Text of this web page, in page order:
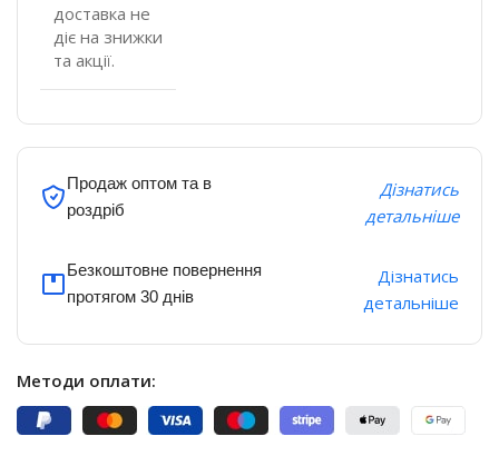
доставка не
діє на знижки
та акції.
Продаж оптом та в
роздріб
Дізнатись
детальніше
Безкоштовне повернення
протягом 30 днів
Дізнатись
детальніше
Методи оплати: